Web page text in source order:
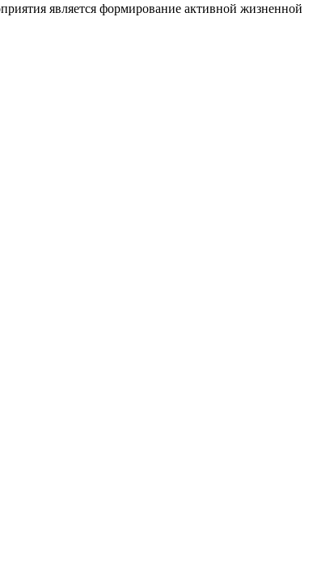
является формирование активной жизненной